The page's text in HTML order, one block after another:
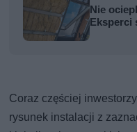
Nie
Eksperci
Coraz częściej
rysunek instalacji z